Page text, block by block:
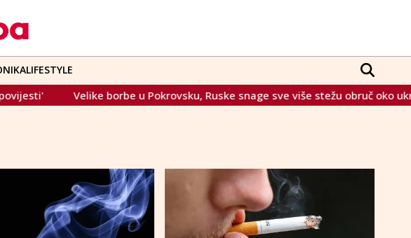
LIFESTYLE
Velike borbe u Pokrovsku, Ruske snage sve više stežu obruč oko